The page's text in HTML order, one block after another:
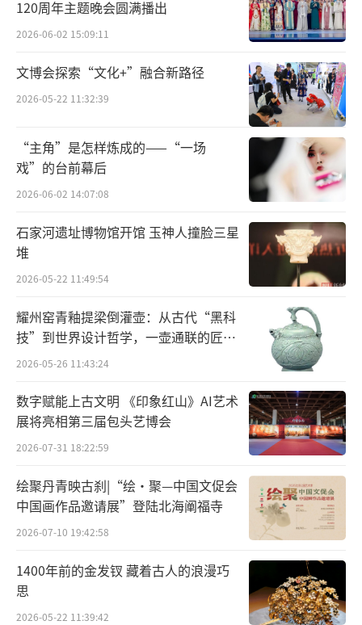
活动现场，由北方昆曲剧院院长杨凤一女士主持并致辞
会馆有戏 创新文物保护与活化利用
文艺院团演出进会馆旧址是北京市践行习
近平新时代中国特色社会主义思想的一项重要
任务，是首都文化建设的创新之举。市推进全
国文化中心建设领导小组专门研究制定关于推
动文艺院团演出进会馆旧址的工作方案，着眼
加强全国文化中心建设，聚焦打造会馆演艺新
空间，让更多文艺精品走进群众生活，形成市
民喜闻乐见的文化新消费，繁荣兴盛首都文
化，发挥会馆旧址在保留城市文化记忆、推动
老城整体保护中的积极作用。
120周年主题晚会圆满播出
2026-06-02 15:09:11
文博会探索“文化+”融合新路径
2026-05-22 11:32:39
“主角”是怎样炼成的——“一场
戏”的台前幕后
2026-06-02 14:07:08
石家河遗址博物馆开馆 玉神人撞脸三星
堆
2026-05-22 11:49:54
耀州窑青釉提梁倒灌壶：从古代“黑科
技”到世界设计哲学，一壶通联的匠心
宇宙
2026-05-26 11:43:24
数字赋能上古文明 《印象红山》AI艺术
展将亮相第三届包头艺博会
2026-07-31 18:22:59
绘聚丹青映古刹|“绘·聚—中国文促会
中国画作品邀请展”登陆北海阐福寺
2026-07-10 19:42:58
1400年前的金发钗 藏着古人的浪漫巧
思
2026-05-22 11:39:42